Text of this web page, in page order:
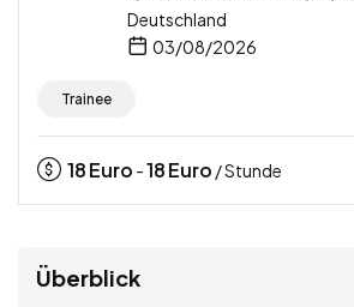
Deutschland
03/08/2026
Trainee
18Euro -18Euro / Stunde
Überblick